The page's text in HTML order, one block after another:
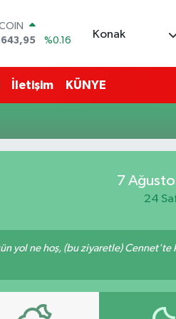
%0.16
%0
ALTIN
Konak
İletişim KÜNYE
7
24
yol ne hoş, (bu ziyaretle) Cennet'te